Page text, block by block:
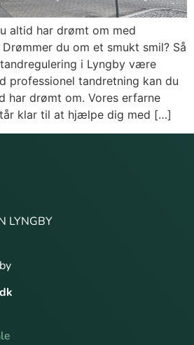
altid har drømt om med
du om et smukt smil? Så
i Lyngby være
professionel tandretning kan du
har drømt om. Vores erfarne
klar til at hjælpe dig med […]
LYNGBY